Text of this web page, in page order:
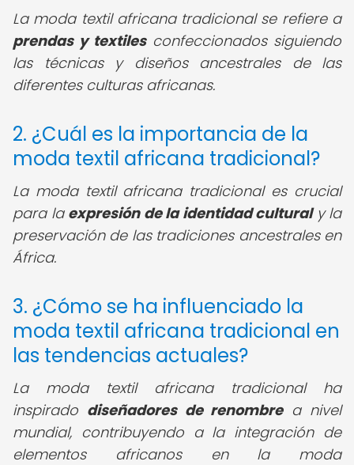
La moda textil africana tradicional se refiere a
prendas y textilesconfeccionados siguiendo
las técnicas y diseños ancestrales de las
diferentes culturas africanas.
2. ¿Cuál es la importancia de la
moda textil africana tradicional?
La moda textil africana tradicional es crucial
para la expresión de la identidad culturaly la
preservación de las tradiciones ancestrales en
África.
3. ¿Cómo se ha influenciado la
moda textil africana tradicional en
las tendencias actuales?
La moda textil africana tradicional ha
inspirado diseñadores de renombrea nivel
mundial, contribuyendo a la integración de
elementos africanos en la moda